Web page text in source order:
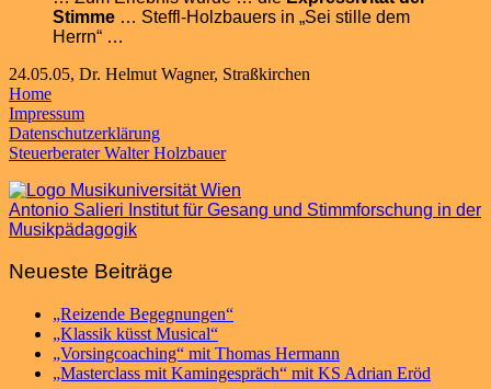
Stimme … Steffl-Holzbauers in „Sei stille dem
Herrn“ …
24.05.05, Dr. Helmut Wagner, Straßkirchen
Home
Impressum
Datenschutzerklärung
Steuerberater Walter Holzbauer
Antonio Salieri Institut für Gesang und Stimmforschung in der
Musikpädagogik
Neueste Beiträge
„Reizende Begegnungen“
„Klassik küsst Musical“
„Vorsingcoaching“ mit Thomas Hermann
„Masterclass mit Kamingespräch“ mit KS Adrian Eröd